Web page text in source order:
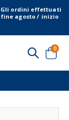
Gli ordini effettuati
fine agosto / inizio
Cart
0